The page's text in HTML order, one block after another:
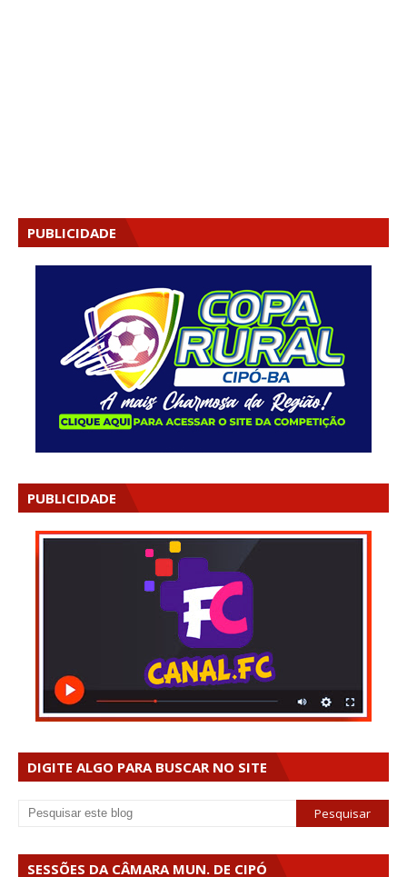
PUBLICIDADE
PUBLICIDADE
DIGITE ALGO PARA BUSCAR NO SITE
SESSÕES DA CÂMARA MUN. DE CIPÓ